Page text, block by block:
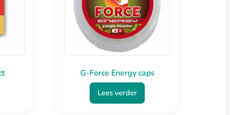
G-Force Energy caps
Lees verder